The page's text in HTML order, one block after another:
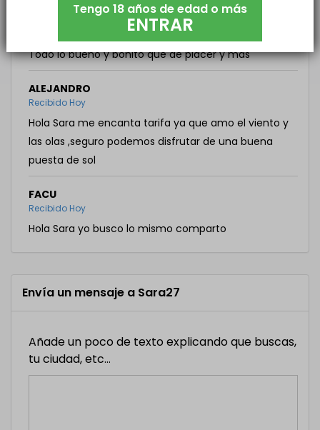
Todo lo bueno y bonito que de placer y más
ALEJANDRO
Recibido Hoy
Hola Sara me encanta tarifa ya que amo el viento y
las olas ,seguro podemos disfrutar de una buena
puesta de sol
FACU
Recibido Hoy
Hola Sara yo busco lo mismo comparto
Envía un mensaje a Sara27
Añade un poco de texto explicando que buscas,
tu ciudad, etc...
Tengo 18 años de edad o más
ENTRAR